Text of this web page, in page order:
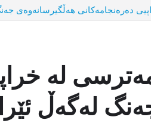
دەرەنجامەکانی هەڵگیرسانەوەی
لە
لەگەڵ